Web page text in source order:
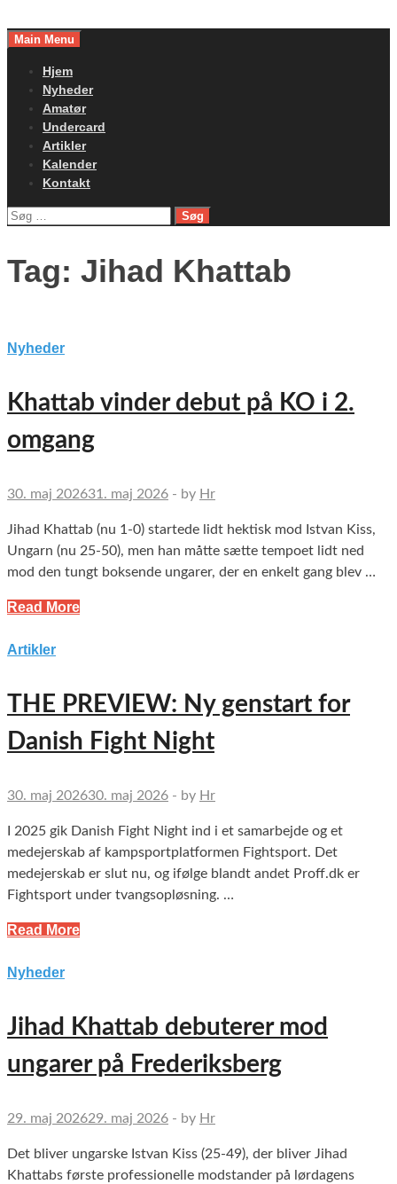
toMain Menu
Hjem
Nyheder
Amatør
Undercard
Artikler
Kalender
Kontakt
Søg
Tag: Jihad Khattab
Nyheder
Khattab vinder debut på KO i 2.
omgang
30. maj 202631. maj 2026 - by Hr
Jihad Khattab (nu 1-0) startede lidt hektisk mod Istvan Kiss,
Ungarn (nu 25-50), men han måtte sætte tempoet lidt ned
mod den tungt boksende ungarer, der en enkelt gang blev …
Read More
Artikler
THE PREVIEW: Ny genstart for
Danish Fight Night
30. maj 202630. maj 2026 - by Hr
I 2025 gik Danish Fight Night ind i et samarbejde og et
medejerskab af kampsportplatformen Fightsport. Det
medejerskab er slut nu, og ifølge blandt andet Proff.dk er
Fightsport under tvangsopløsning. …
Read More
Nyheder
Jihad Khattab debuterer mod
ungarer på Frederiksberg
29. maj 202629. maj 2026 - by Hr
Det bliver ungarske Istvan Kiss (25-49), der bliver Jihad
Khattabs første professionelle modstander på lørdagens